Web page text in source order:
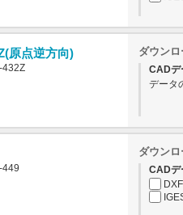
原点逆方向)
432Z
ダウンロ
CADデ
データ
449
ダウンロ
CADデ